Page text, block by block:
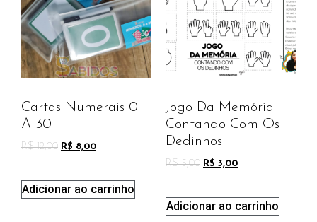
Cartas Numerais 0
A 30
R$12,00 R$ 8,00
Adicionar ao carrinho
Jogo Da Memória
Contando Com Os
Dedinhos
R$5,00 R$ 3,00
Adicionar ao carrinho